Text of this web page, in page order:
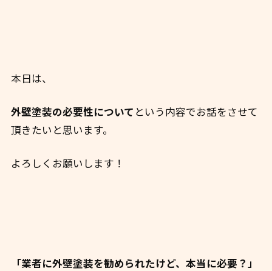
本日は、
外壁塗装の必要性について という内容でお話をさせて
頂きたいと思います。
よろしくお願いします！
「業者に外壁塗装を勧められたけど、本当に必要？」